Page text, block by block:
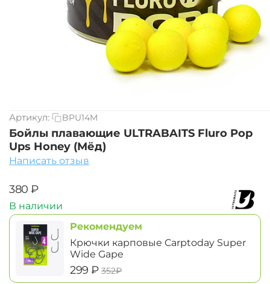
Артикул: BPU14M
Бойлы плавающие ULTRABAITS Fluro Pop
Ups Honey (Мёд)
Написать отзыв
‍380‍ ₽
В наличии
Рекомендуем
Крючки карповые Carptoday Super
Wide Gape
‍299‍ ₽ ‍352‍₽